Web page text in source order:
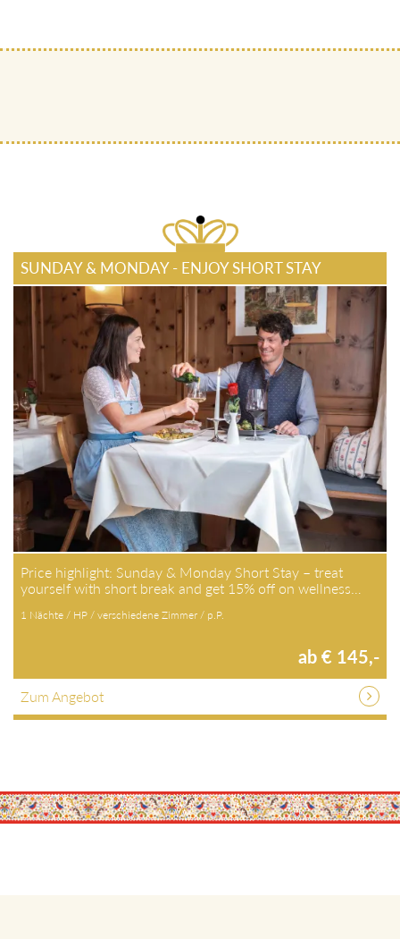
SUNDAY & MONDAY - ENJOY SHORT STAY
Price highlight: Sunday & Monday Short Stay – treat
yourself with short break and get 15% off on wellness…
1 Nächte / HP / verschiedene Zimmer / p.P.
ab € 145,-
Zum Angebot